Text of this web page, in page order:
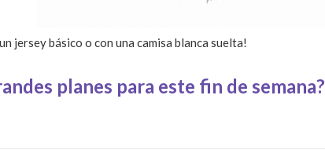
jersey básico o con una camisa blanca suelta!
planes para este fin de semana?